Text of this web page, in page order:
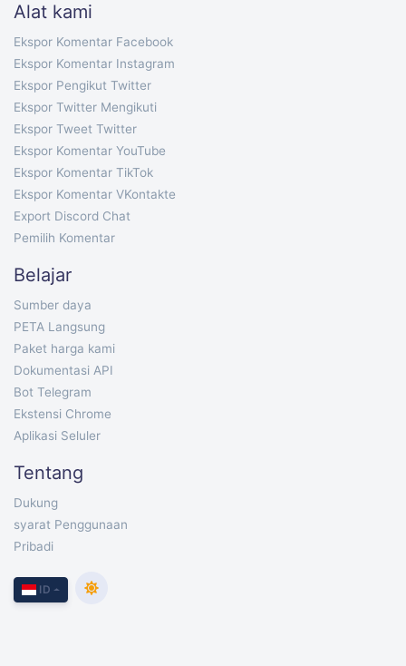
Alat kami
Ekspor Komentar Facebook
Ekspor Komentar Instagram
Ekspor Pengikut Twitter
Ekspor Twitter Mengikuti
Ekspor Tweet Twitter
Ekspor Komentar YouTube
Ekspor Komentar TikTok
Ekspor Komentar VKontakte
Export Discord Chat
Pemilih Komentar
Belajar
Sumber daya
PETA Langsung
Paket harga kami
Dokumentasi API
Bot Telegram
Ekstensi Chrome
Aplikasi Seluler
Tentang
Dukung
syarat Penggunaan
Pribadi
ID